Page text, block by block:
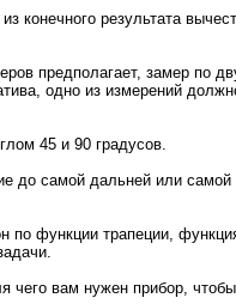
конечного результата
предполагает, замер по
одно из измерений
45 и 90 градусов.
до самой дальней или самой
по функции трапеции,
чего вам нужен прибор,